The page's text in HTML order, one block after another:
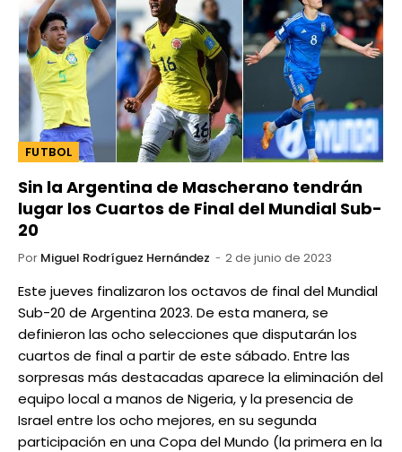
FUTBOL
Sin la Argentina de Mascherano tendrán
lugar los Cuartos de Final del Mundial Sub-
20
Por Miguel Rodríguez Hernández 2 de junio de 2023
Este jueves finalizaron los octavos de final del Mundial
Sub-20 de Argentina 2023. De esta manera, se
definieron las ocho selecciones que disputarán los
cuartos de final a partir de este sábado. Entre las
sorpresas más destacadas aparece la eliminación del
equipo local a manos de Nigeria, y la presencia de
Israel entre los ocho mejores, en su segunda
participación en una Copa del Mundo (la primera en la